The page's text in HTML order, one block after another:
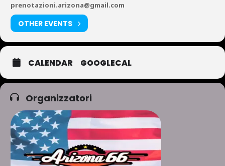
prenotazioni.arizona@gmail.com
OTHER EVENTS
CALENDAR GOOGLECAL
Organizzatori